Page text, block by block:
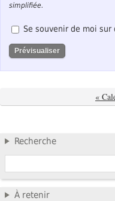
simplifiée.
Se souvenir de moi sur
«
Recherche
À retenir